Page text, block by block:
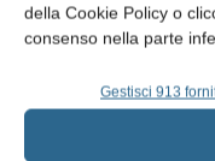
della Cookie Policy o
consenso nella parte
Gestisci 913